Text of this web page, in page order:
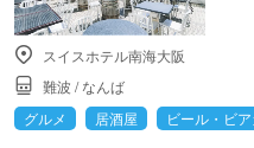
スイスホテル南海大阪
難波 /なんば
グルメ
居酒屋 ビール・ビ